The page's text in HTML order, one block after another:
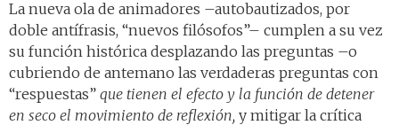
La nueva ola de animadores –autobautizados, por
doble antífrasis, “nuevos filósofos”– cumplen a su vez
su función histórica desplazando las preguntas –o
cubriendo de antemano las verdaderas preguntas con
“respuestas” que tienen el efecto y la función de detener
en seco el movimiento de reflexión, y mitigar la crítica